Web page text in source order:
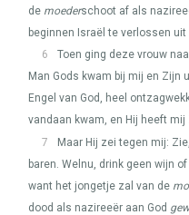
de moederschoot af als
beginnen Israël te verlossen
6
Toen ging deze vrouw
Man Gods kwam bij mij en Zijn
Engel van God, heel
vandaan kwam, en Hij heeft
7
Maar Hij zei tegen mij:
baren. Welnu, drink geen wijn
want het jongetje zal van de
dood als nazireeër aan God